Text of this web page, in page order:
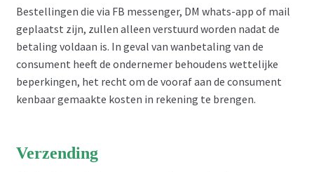
Bestellingen die via FB messenger, DM whats-app of mail
geplaatst zijn, zullen alleen verstuurd worden nadat de
betaling voldaan is. In geval van wanbetaling van de
consument heeft de ondernemer behoudens wettelijke
beperkingen, het recht om de vooraf aan de consument
kenbaar gemaakte kosten in rekening te brengen.
Verzending